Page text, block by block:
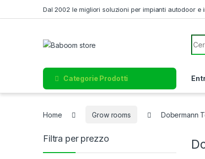
Dal 2002 le migliori soluzioni per impianti autodoor e
Categorie Prodotti
Home Grow rooms Dobermann
Filtra per prezzo